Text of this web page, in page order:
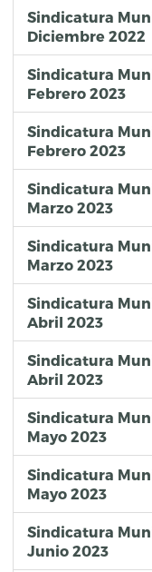
Sindicatura
Diciembre 2022
Sindicatura
Febrero 2023
Sindicatura
Febrero 2023
Sindicatura
Marzo 2023
Sindicatura
Marzo 2023
Sindicatura
Abril 2023
Sindicatura
Abril 2023
Sindicatura
Mayo 2023
Sindicatura
Mayo 2023
Sindicatura
Junio 2023